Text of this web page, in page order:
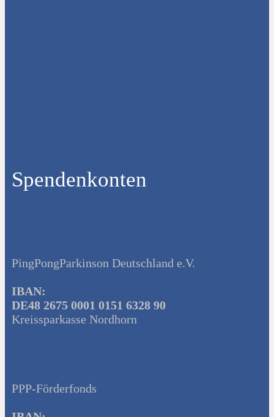
Spendenkonten
PingPongParkinson Deutschland e.V.
IBAN:
DE48 2675 0001 0151 6328 90
Kreissparkasse Nordhorn
PPP-Förderfonds